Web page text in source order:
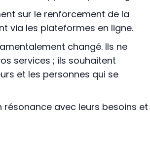
sur le renforcement de la
via les plateformes en ligne.
changé. Ils ne
services ; ils souhaitent
et les personnes qui se
résonance avec leurs besoins et